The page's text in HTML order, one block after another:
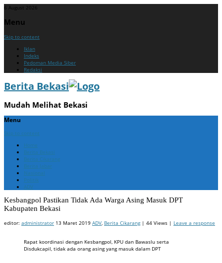
6 August 2026
Menu
Skip to content
Iklan
Indeks
Pedoman Media Siber
Redaksi
Berita Bekasi
Mudah Melihat Bekasi
Menu
Skip to content
Home
Berita Bekasi
Berita Cikarang
Berita Jabar
Nasional
Politik
ADV
Kesbangpol Pastikan Tidak Ada Warga Asing Masuk DPT
Kabupaten Bekasi
editor: administrator 13 Maret 2019 ADV Berita Cikarang| 44 Views | Leave a response
Rapat koordinasi dengan Kesbangpol, KPU dan Bawaslu serta
Disdukcapil, tidak ada orang asing yang masuk dalam DPT